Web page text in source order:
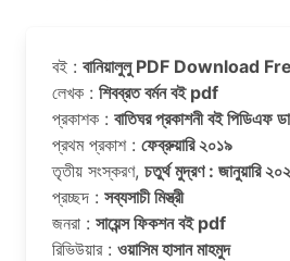
বই : বানিয়ালুলু PDF Download
লেখক : শিবব্রত বর্মন বই pdf
প্রকাশক : বাতিঘর প্রকাশনী বই পিডিএফ
প্রথম প্রকাশ : ফেব্রুয়ারি ২০১৯
তৃতীয় সংস্করণ, চতুর্থ মুদ্রণ : জানুয়ারি
প্রচ্ছদ : সব্যসাচী মিস্ত্রী
জনরা : সায়েন্স ফিকশন বই pdf
রিভিউয়ার : ওয়াসিম হাসান মাহমুদ